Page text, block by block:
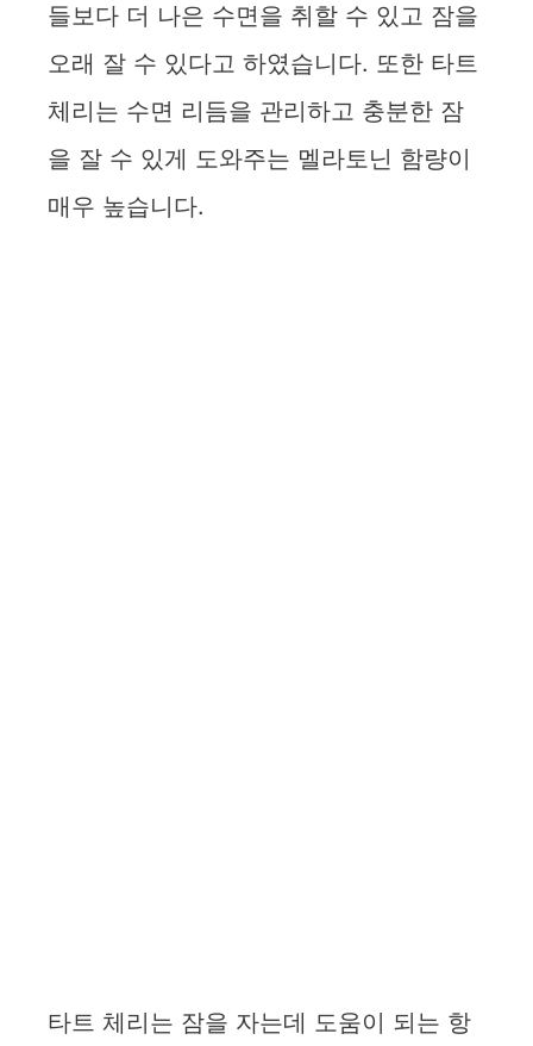
들보다 더 나은 수면을 취할 수 있고 잠을
오래 잘 수 있다고 하였습니다. 또한 타트
체리는 수면 리듬을 관리하고 충분한 잠
을 잘 수 있게 도와주는 멜라토닌 함량이
매우 높습니다.
타트 체리는 잠을 자는데 도움이 되는 항